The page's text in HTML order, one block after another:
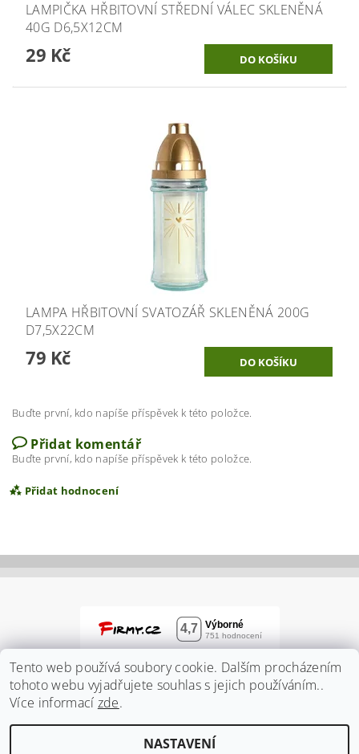
LAMPIČKA HŘBITOVNÍ STŘEDNÍ VÁLEC SKLENĚNÁ
40G D6,5X12CM
29 Kč
LAMPA HŘBITOVNÍ SVATOZÁŘ SKLENĚNÁ 200G
D7,5X22CM
79 Kč
Buďte první, kdo napíše příspěvek k této položce.
Přidat komentář
Buďte první, kdo napíše příspěvek k této položce.
Přidat hodnocení
Vložením hodnocení souhlasíte spodmínkami
ochrany osobních údajů
Tento web používá soubory cookie. Dalším procházením
tohoto webu vyjadřujete souhlas s jejich používáním..
Více informací zde.
NASTAVENÍ